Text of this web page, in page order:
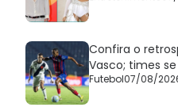
Confira o
Vasco; times
Futebol07/08/